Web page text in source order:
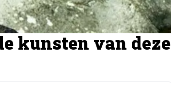
kunsten van deze